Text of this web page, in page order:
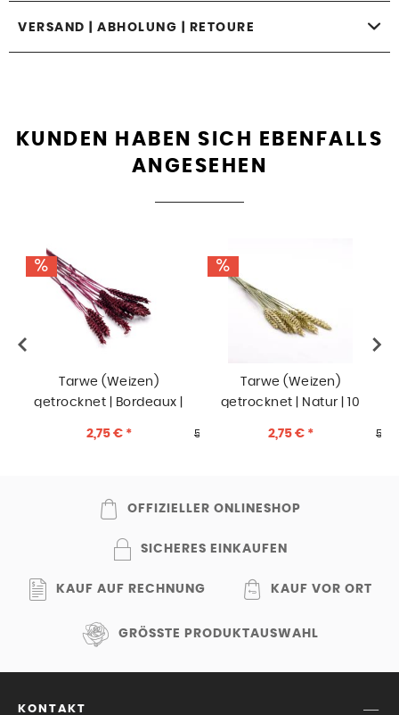
VERSAND | ABHOLUNG | RETOURE
KUNDEN HABEN SICH EBENFALLS
ANGESEHEN
Tarwe (Weizen)
getrocknet | Bordeaux |
2,75 € *
5,50 € *
Tarwe (Weizen)
getrocknet | Natur | 10
2,75 € *
OFFIZIELLER ONLINESHOP
SICHERES EINKAUFEN
KAUF AUF RECHNUNG KAUF VOR ORT
GRÖSSTE PRODUKTAUSWAHL
KONTAKT